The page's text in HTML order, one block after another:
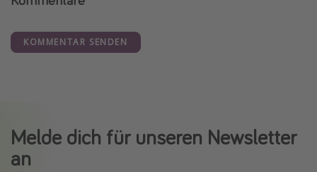
KOMMENTAR SENDEN
Melde dich für unseren Newsletter
an